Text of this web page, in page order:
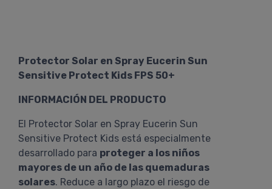
Protector Solar en Spray Eucerin Sun
Sensitive Protect Kids FPS 50+
INFORMACIÓN DEL PRODUCTO
El Protector Solar en Spray Eucerin Sun
Sensitive Protect Kids está especialmente
desarrollado para proteger a los niños
mayores de un año de las quemaduras
solares. Reduce a largo plazo el riesgo de